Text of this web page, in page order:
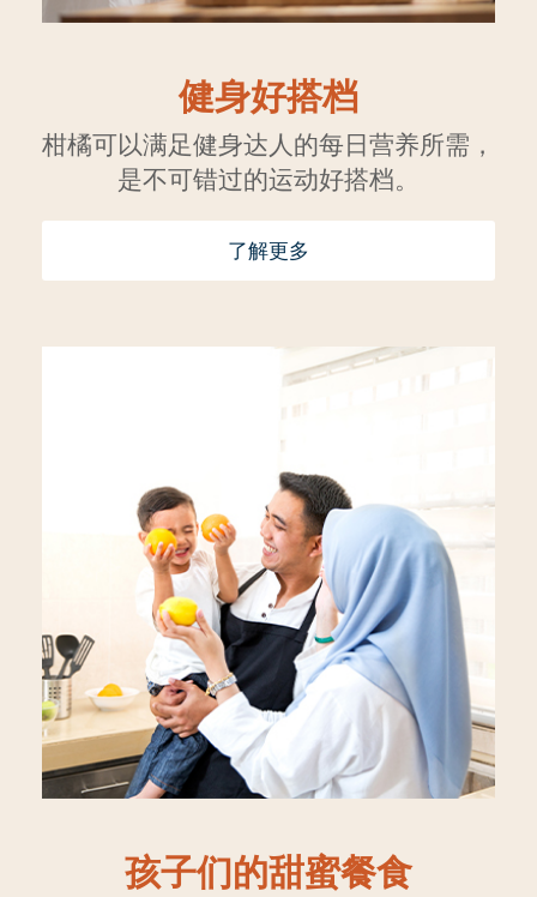
健身好搭档
柑橘可以满足健身达人的每日营养所需，
是不可错过的运动好搭档。
了解更多
孩子们的甜蜜餐食